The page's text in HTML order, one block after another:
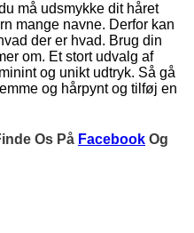
må udsmykke dit håret
mange navne. Derfor kan
der er hvad. Brug din
om. Et stort udvalg af
og unikt udtryk. Så gå
og hårpynt og tilføj en
Os På Facebook Og